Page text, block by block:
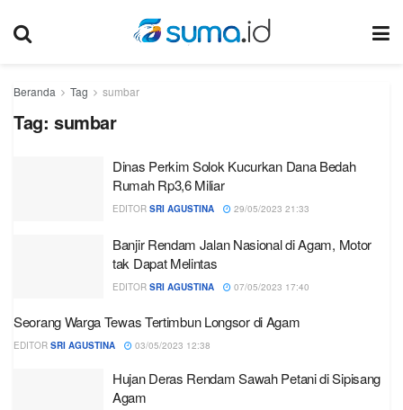
Beranda Tag sumbar
Tag: sumbar
Dinas Perkim Solok Kucurkan Dana Bedah
Rumah Rp3,6 Miliar
EDITOR SRI AGUSTINA 29/05/2023 21:33
Banjir Rendam Jalan Nasional di Agam, Motor
tak Dapat Melintas
EDITOR SRI AGUSTINA 07/05/2023 17:40
Seorang Warga Tewas Tertimbun Longsor di Agam
EDITOR SRI AGUSTINA 03/05/2023 12:38
Hujan Deras Rendam Sawah Petani di Sipisang
Agam